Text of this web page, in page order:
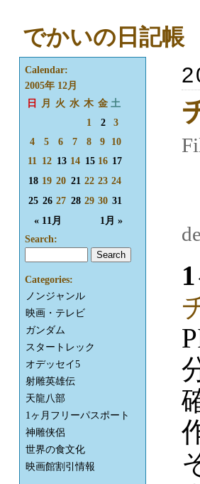
でかいの日記帳
Calendar:
2005年 12月
日
月 火 水 木 金 土
« 11月 1月 »
1 2
3
4
5 6 7 8 9
10
11
12 13 14 15 16 17
18 19 20 21 22 23 24
25 26 27 28 29 30 31
Search:
Categories:
ノンジャンル
映画・テレビ
ガンダム
スタートレック
オデッセイ5
射雕英雄伝
天龍八部
1ヶ月フリーパスポート
神雕侠侶
世界の食文化
映画館割引情報